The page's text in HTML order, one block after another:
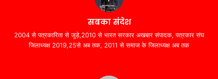
सबका संदेश
2004 से पत्रकारिता से जुड़े,2010 से भारत सरकार अखबार संपादक, पत्रकार संघ
जिलाध्यक्ष 2019,25से अब तक, 2011 से समाज के जिलाध्यक्ष अब तक